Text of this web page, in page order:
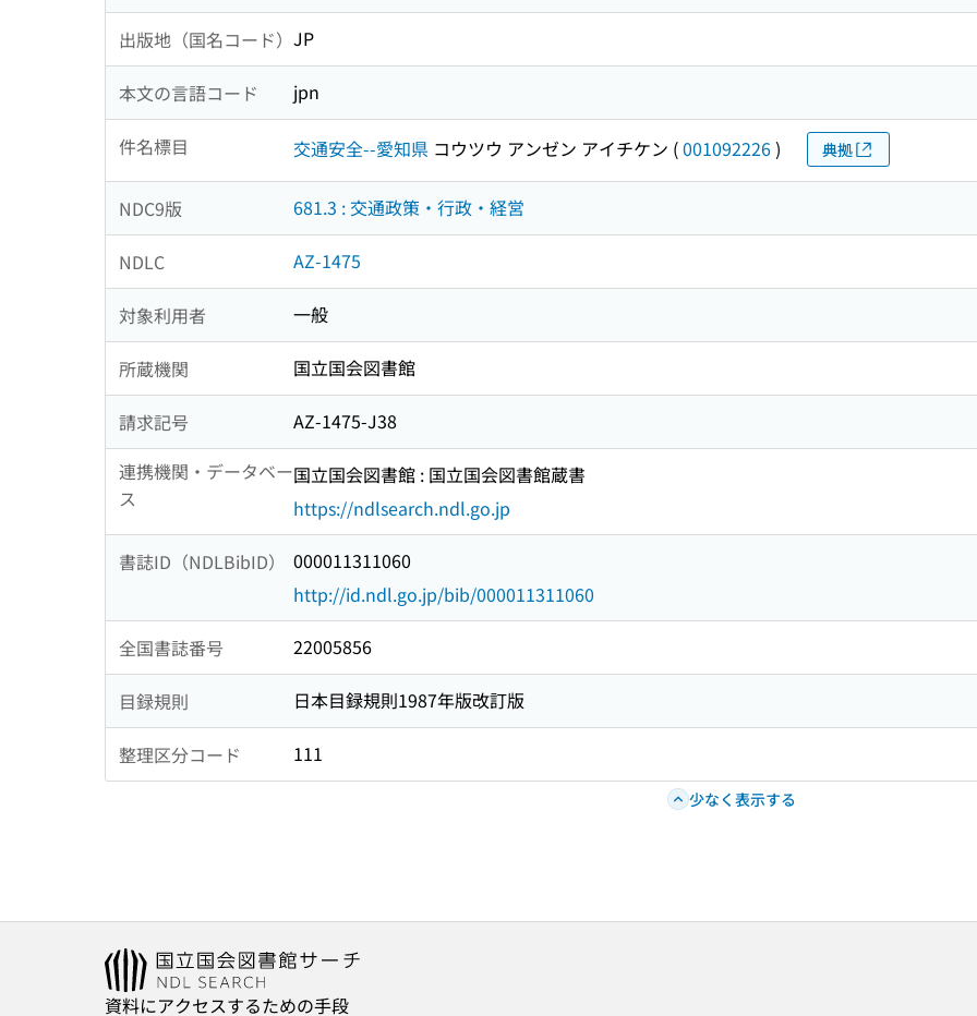
出版地（国名コード） JP
本文の言語コード jpn
件名標目 交通安全--愛知県 コウツウ アンゼン アイチケン (001092226) 典拠
NDC9版 681.3 : 交通政策・行政・経営
NDLC AZ-1475
対象利用者 一般
所蔵機関 国立国会図書館
請求記号
AZ-1475-J38
連携機関・データベー
ス
国立国会図書館 : 国立国会図書館蔵書
https://ndlsearch.ndl.go.jp
書誌ID（NDLBibID）
000011311060
http://id.ndl.go.jp/bib/000011311060
全国書誌番号 22005856
目録規則 日本目録規則1987年版改訂版
整理区分コード 111
少なく表示する
資料にアクセスするための手段